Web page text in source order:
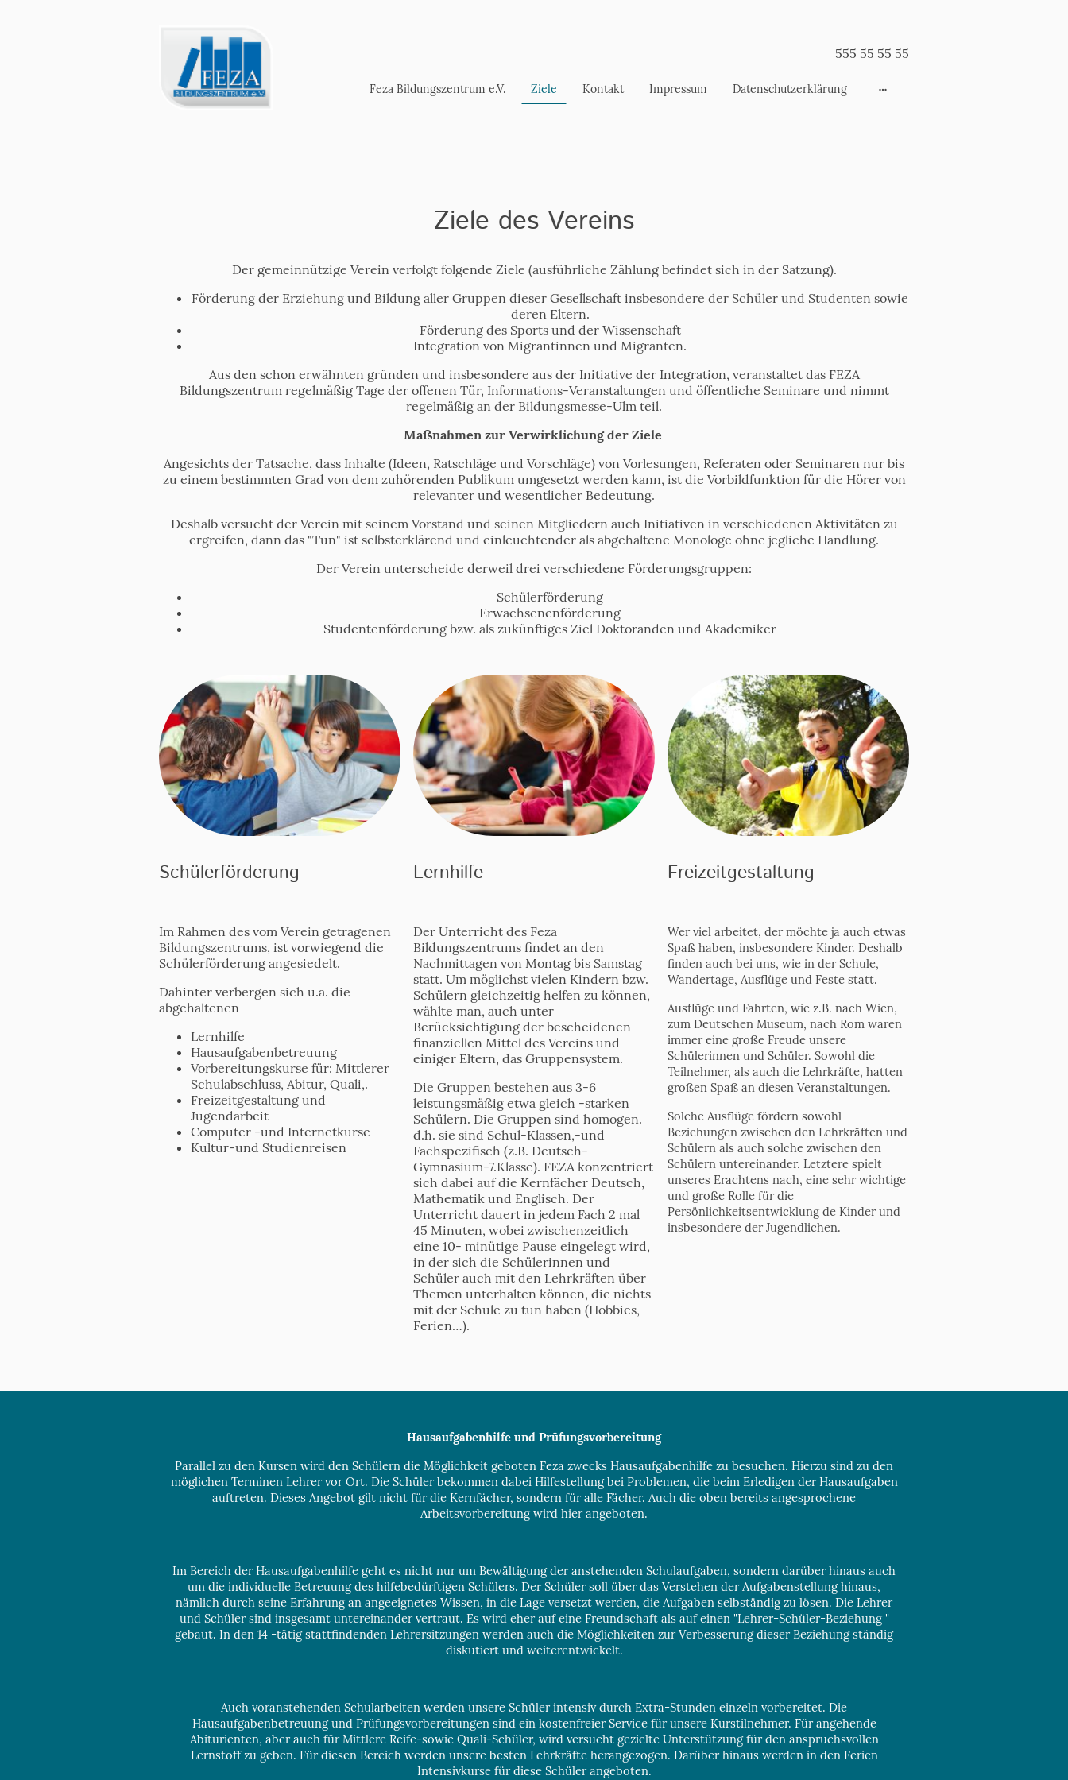
555 55 55 55
Feza Bildungszentrum e.V. Ziele Kontakt Impressum Datenschutzerklärung
Ziele des Vereins
Der gemeinnützige Verein verfolgt folgende Ziele (ausführliche Zählung befindet sich in der Satzung).
Förderung der Erziehung und Bildung aller Gruppen dieser Gesellschaft insbesondere der Schüler und Studenten sowie
deren Eltern.
Förderung des Sports und der Wissenschaft
Integration von Migrantinnen und Migranten.
Aus den schon erwähnten gründen und insbesondere aus der Initiative der Integration, veranstaltet das FEZA
Bildungszentrum regelmäßig Tage der offenen Tür, Informations-Veranstaltungen und öffentliche Seminare und nimmt
regelmäßig an der Bildungsmesse-Ulm teil.
Maßnahmen zur Verwirklichung der Ziele
Angesichts der Tatsache, dass Inhalte (Ideen, Ratschläge und Vorschläge) von Vorlesungen, Referaten oder Seminaren nur bis
zu einem bestimmten Grad von dem zuhörenden Publikum umgesetzt werden kann, ist die Vorbildfunktion für die Hörer von
relevanter und wesentlicher Bedeutung.
Deshalb versucht der Verein mit seinem Vorstand und seinen Mitgliedern auch Initiativen in verschiedenen Aktivitäten zu
ergreifen, dann das "Tun" ist selbsterklärend und einleuchtender als abgehaltene Monologe ohne jegliche Handlung.
Der Verein unterscheide derweil drei verschiedene Förderungsgruppen:
Schülerförderung
Erwachsenenförderung
Studentenförderung bzw. als zukünftiges Ziel Doktoranden und Akademiker
Schülerförderung
Im Rahmen des vom Verein getragenen
Bildungszentrums, ist vorwiegend die
Schülerförderung angesiedelt.
Dahinter verbergen sich u.a. die
abgehaltenen
Lernhilfe
Hausaufgabenbetreuung
Vorbereitungskurse für: Mittlerer
Schulabschluss, Abitur, Quali,.
Freizeitgestaltung und
Jugendarbeit
Computer -und Internetkurse
Kultur-und Studienreisen
Lernhilfe
Der Unterricht des Feza
Bildungszentrums findet an den
Nachmittagen von Montag bis Samstag
statt. Um möglichst vielen Kindern bzw.
Schülern gleichzeitig helfen zu können,
wählte man, auch unter
Berücksichtigung der bescheidenen
finanziellen Mittel des Vereins und
einiger Eltern, das Gruppensystem.
Die Gruppen bestehen aus 3-6
leistungsmäßig etwa gleich -starken
Schülern. Die Gruppen sind homogen.
d.h. sie sind Schul-Klassen,-und
Fachspezifisch (z.B. Deutsch-
Gymnasium-7.Klasse). FEZA konzentriert
sich dabei auf die Kernfächer Deutsch,
Mathematik und Englisch. Der
Unterricht dauert in jedem Fach 2 mal
45 Minuten, wobei zwischenzeitlich
eine 10- minütige Pause eingelegt wird,
in der sich die Schülerinnen und
Schüler auch mit den Lehrkräften über
Themen unterhalten können, die nichts
mit der Schule zu tun haben (Hobbies,
Ferien…).
Freizeitgestaltung
Wer viel arbeitet, der möchte ja auch etwas
Spaß haben, insbesondere Kinder. Deshalb
finden auch bei uns, wie in der Schule,
Wandertage, Ausflüge und Feste statt.
Ausflüge und Fahrten, wie z.B. nach Wien,
zum Deutschen Museum, nach Rom waren
immer eine große Freude unsere
Schülerinnen und Schüler. Sowohl die
Teilnehmer, als auch die Lehrkräfte, hatten
großen Spaß an diesen Veranstaltungen.
Solche Ausflüge fördern sowohl
Beziehungen zwischen den Lehrkräften und
Schülern als auch solche zwischen den
Schülern untereinander. Letztere spielt
unseres Erachtens nach, eine sehr wichtige
und große Rolle für die
Persönlichkeitsentwicklung de Kinder und
insbesondere der Jugendlichen.
Hausaufgabenhilfe und Prüfungsvorbereitung
Parallel zu den Kursen wird den Schülern die Möglichkeit geboten Feza zwecks Hausaufgabenhilfe zu besuchen. Hierzu sind zu den
möglichen Terminen Lehrer vor Ort. Die Schüler bekommen dabei Hilfestellung bei Problemen, die beim Erledigen der Hausaufgaben
auftreten. Dieses Angebot gilt nicht für die Kernfächer, sondern für alle Fächer. Auch die oben bereits angesprochene
Arbeitsvorbereitung wird hier angeboten.
Im Bereich der Hausaufgabenhilfe geht es nicht nur um Bewältigung der anstehenden Schulaufgaben, sondern darüber hinaus auch
um die individuelle Betreuung des hilfebedürftigen Schülers. Der Schüler soll über das Verstehen der Aufgabenstellung hinaus,
nämlich durch seine Erfahrung an angeeignetes Wissen, in die Lage versetzt werden, die Aufgaben selbständig zu lösen. Die Lehrer
und Schüler sind insgesamt untereinander vertraut. Es wird eher auf eine Freundschaft als auf einen "Lehrer-Schüler-Beziehung "
gebaut. In den 14 -tätig stattfindenden Lehrersitzungen werden auch die Möglichkeiten zur Verbesserung dieser Beziehung ständig
diskutiert und weiterentwickelt.
Auch voranstehenden Schularbeiten werden unsere Schüler intensiv durch Extra-Stunden einzeln vorbereitet. Die
Hausaufgabenbetreuung und Prüfungsvorbereitungen sind ein kostenfreier Service für unsere Kurstilnehmer. Für angehende
Abiturienten, aber auch für Mittlere Reife-sowie Quali-Schüler, wird versucht gezielte Unterstützung für den anspruchsvollen
Lernstoff zu geben. Für diesen Bereich werden unsere besten Lehrkräfte herangezogen. Darüber hinaus werden in den Ferien
Intensivkurse für diese Schüler angeboten.